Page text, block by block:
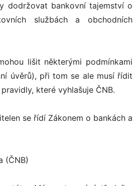
dodržovat bankovní tajemství o
službách a obchodních
lišit některými podmínkami
úvěrů), při tom se ale musí řídit
které vyhlašuje ČNB.
se řídí Zákonem o bankách a
(ČNB)